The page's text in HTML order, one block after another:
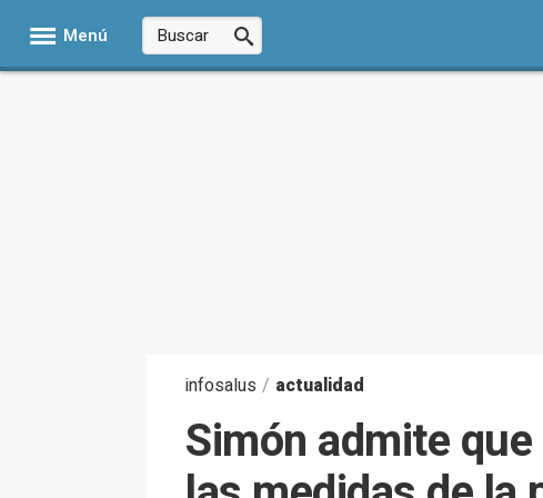
Menú
infosalus / actualidad
Simón admite